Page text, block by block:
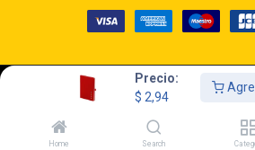
Precio:
$ 2,94
Home Search
Copyright ©